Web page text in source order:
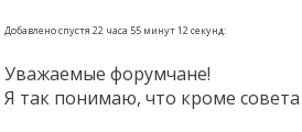
Добавлено спустя 22 часа 55 минут 12 секунд:
Уважаемые форумчане!
Я так понимаю, что кроме